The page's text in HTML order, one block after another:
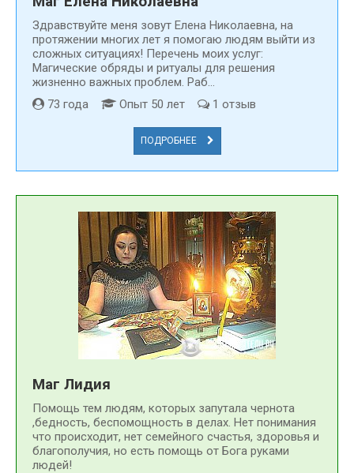
Здравствуйте меня зовут Елена Николаевна, на
протяжении многих лет я помогаю людям выйти из
сложных ситуациях! Перечень моих услуг:
Магические обряды и ритуалы для решения
жизненно важных проблем. Раб...
73 года
Опыт 50 лет 1 отзыв
ПОДРОБНЕЕ
Маг Лидия
Помощь тем людям, которых запутала чернота
,бедность, беспомощность в делах. Нет понимания
что происходит, нет семейного счастья, здоровья и
благополучия, но есть помощь от Бога руками
людей!